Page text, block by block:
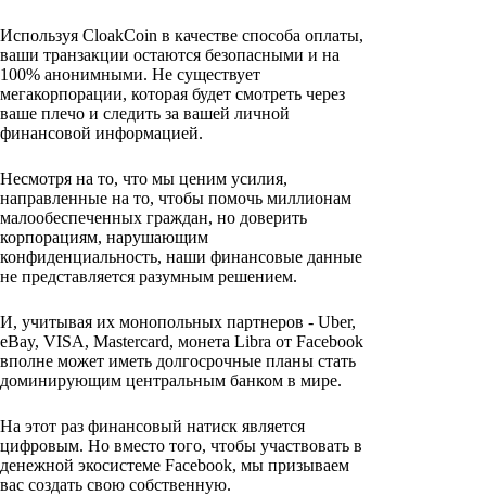
Используя CloakCoin в качестве способа оплаты,
ваши транзакции остаются безопасными и на
100% анонимными. Не существует
мегакорпорации, которая будет смотреть через
ваше плечо и следить за вашей личной
финансовой информацией.
Несмотря на то, что мы ценим усилия,
направленные на то, чтобы помочь миллионам
малообеспеченных граждан, но доверить
корпорациям, нарушающим
конфиденциальность, наши финансовые данные
не представляется разумным решением.
И, учитывая их монопольных партнеров - Uber,
eBay, VISA, Mastercard, монета Libra от Facebook
вполне может иметь долгосрочные планы стать
доминирующим центральным банком в мире.
На этот раз финансовый натиск является
цифровым. Но вместо того, чтобы участвовать в
денежной экосистеме Facebook, мы призываем
вас создать свою собственную.